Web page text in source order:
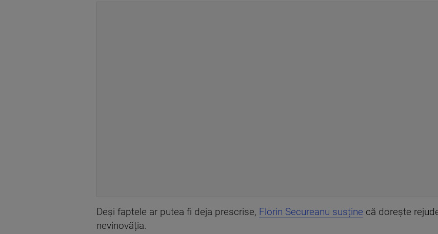
Deși faptele ar putea fi deja prescrise, Florin Secureanu susține că dorește
nevinovăția.